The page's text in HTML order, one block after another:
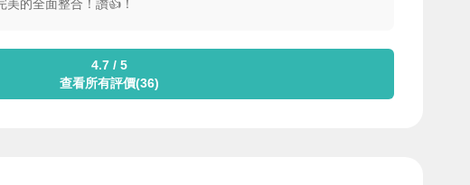
美的全面整合！讚👍！
4.7 / 5
查看所有評價(36)